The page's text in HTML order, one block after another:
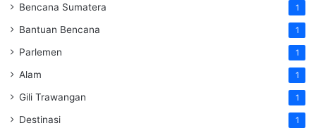
Bencana Sumatera 1
Bantuan Bencana 1
Parlemen 1
Alam 1
Gili Trawangan 1
Destinasi 1